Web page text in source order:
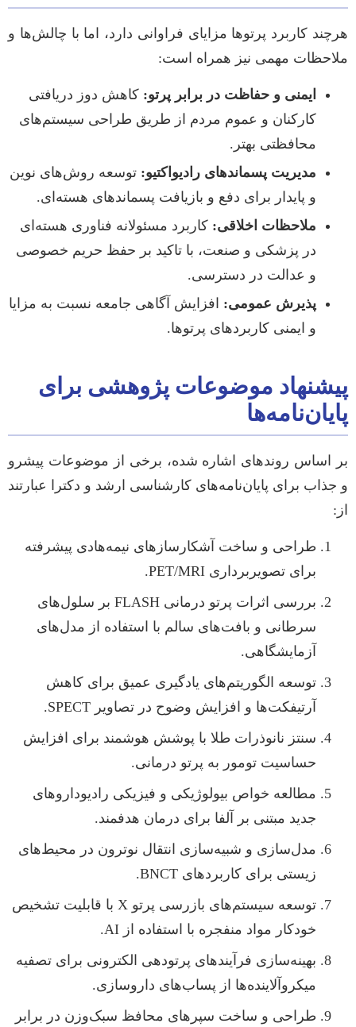
هرچند کاربرد پرتوها مزایای فراوانی دارد، اما با چالش‌ها و
ملاحظات مهمی نیز همراه است:
ایمنی و حفاظت در برابر پرتو: کاهش دوز دریافتی
کارکنان و عموم مردم از طریق طراحی سیستم‌های
محافظتی بهتر.
مدیریت پسماندهای رادیواکتیو: توسعه روش‌های نوین
و پایدار برای دفع و بازیافت پسماندهای هسته‌ای.
ملاحظات اخلاقی: کاربرد مسئولانه فناوری هسته‌ای
در پزشکی و صنعت، با تاکید بر حفظ حریم خصوصی
و عدالت در دسترسی.
پذیرش عمومی: افزایش آگاهی جامعه نسبت به مزایا
و ایمنی کاربردهای پرتوها.
پیشنهاد موضوعات پژوهشی برای
پایان‌نامه‌ها
بر اساس روندهای اشاره شده، برخی از موضوعات پیشرو
و جذاب برای پایان‌نامه‌های کارشناسی ارشد و دکترا عبارتند
از:
طراحی و ساخت آشکارسازهای نیمه‌هادی پیشرفته
برای تصویربرداری PET/MRI.
بررسی اثرات پرتو درمانی FLASH بر سلول‌های
سرطانی و بافت‌های سالم با استفاده از مدل‌های
آزمایشگاهی.
توسعه الگوریتم‌های یادگیری عمیق برای کاهش
آرتیفکت‌ها و افزایش وضوح در تصاویر SPECT.
سنتز نانوذرات طلا با پوشش هوشمند برای افزایش
حساسیت تومور به پرتو درمانی.
مطالعه خواص بیولوژیکی و فیزیکی رادیوداروهای
جدید مبتنی بر آلفا برای درمان هدفمند.
مدل‌سازی و شبیه‌سازی انتقال نوترون در محیط‌های
زیستی برای کاربردهای BNCT.
توسعه سیستم‌های بازرسی پرتو X با قابلیت تشخیص
خودکار مواد منفجره با استفاده از AI.
بهینه‌سازی فرآیندهای پرتودهی الکترونی برای تصفیه
میکروآلاینده‌ها از پساب‌های داروسازی.
طراحی و ساخت سپرهای محافظ سبک‌وزن در برابر